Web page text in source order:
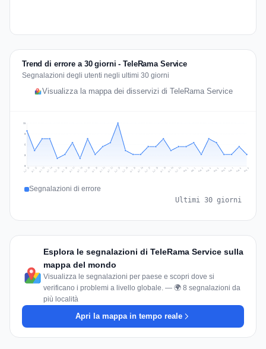
Trend di errore a 30 giorni - TeleRama Service
Segnalazioni degli utenti negli ultimi 30 giorni
Visualizza la mappa dei disservizi di TeleRama Service
3
6
8
11
Jul 11 Jul 12 Jul 13 Jul 14 Jul 15 Jul 16 Jul 17 Jul 18 Jul 19 Jul 20 Jul 21 Jul 22 Jul 23 Jul 24 Jul 25 Jul 26 Jul 27 Jul 28 Jul 29 Jul 30 Jul 31 Aug 1 Aug 2 Aug 3 Aug 4 Aug 5 Aug 6 Aug 7 Aug 8 Aug 9
Segnalazioni di errore
Ultimi 30 giorni
Esplora le segnalazioni di TeleRama Service sulla
mappa del mondo
Visualizza le segnalazioni per paese e scopri dove si
verificano i problemi a livello globale. — 🌍 8 segnalazioni da
più località
Apri la mappa in tempo reale